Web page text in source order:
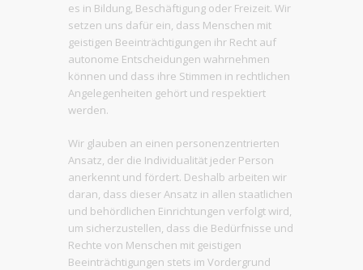
es in Bildung, Beschäftigung oder Freizeit. Wir
setzen uns dafür ein, dass Menschen mit
geistigen Beeinträchtigungen ihr Recht auf
autonome Entscheidungen wahrnehmen
können und dass ihre Stimmen in rechtlichen
Angelegenheiten gehört und respektiert
werden.
Wir glauben an einen personenzentrierten
Ansatz, der die Individualität jeder Person
anerkennt und fördert. Deshalb arbeiten wir
daran, dass dieser Ansatz in allen staatlichen
und behördlichen Einrichtungen verfolgt wird,
um sicherzustellen, dass die Bedürfnisse und
Rechte von Menschen mit geistigen
Beeinträchtigungen stets im Vordergrund